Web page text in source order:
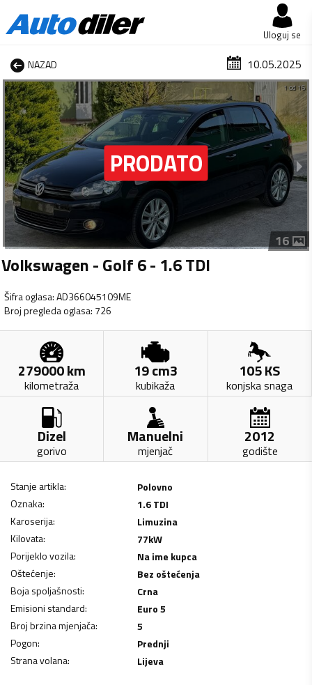
Uloguj se
NAZAD 10.05.2025
1 od 16
16
Volkswagen - Golf 6 - 1.6 TDI
Šifra oglasa:AD366045109ME
Broj pregleda oglasa: 726
279000km
kilometraža
19cm3
kubikaža
105KS
konjska snaga
Dizel
gorivo
Manuelni
mjenjač
2012
godište
Stanje artikla:
Polovno
Oznaka:
1.6 TDI
Karoserija:
Limuzina
Kilovata: 77kW
Porijeklo vozila:
Na ime kupca
Oštećenje:
Bez oštećenja
Boja spoljašnosti:
Crna
Emisioni standard:
Euro 5
Broj brzina mjenjača:
5
Pogon:
Prednji
Strana volana: Lijeva